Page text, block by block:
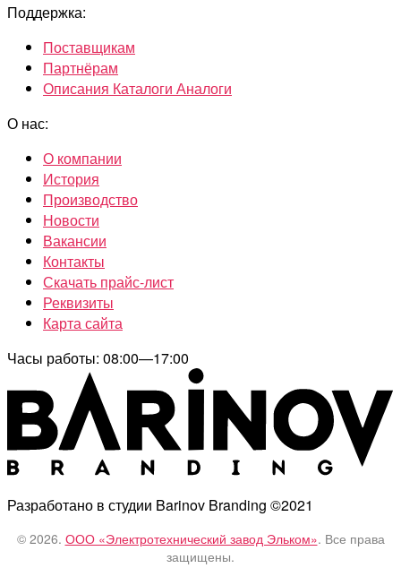
Поддержка:
Поставщикам
Партнёрам
Описания Каталоги Аналоги
О нас:
О компании
История
Производство
Новости
Вакансии
Контакты
Скачать прайс-лист
Реквизиты
Карта сайта
Часы работы: 08:00—17:00
Разработано в студии Barinov Branding ©2021
© 2026. ООО «Электротехнический завод Эльком». Все права
защищены.